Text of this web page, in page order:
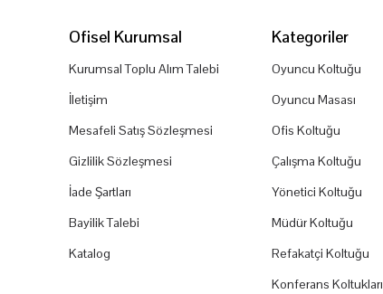
Ofisel Kurumsal
Kurumsal Toplu Alım Talebi
İletişim
Mesafeli Satış Sözleşmesi
Gizlilik Sözleşmesi
İade Şartları
Bayilik Talebi
Katalog
Kategoriler
Oyuncu Koltuğu
Oyuncu Masası
Ofis Koltuğu
Çalışma Koltuğu
Yönetici Koltuğu
Müdür Koltuğu
Refakatçi Koltuğu
Konferans Koltukları